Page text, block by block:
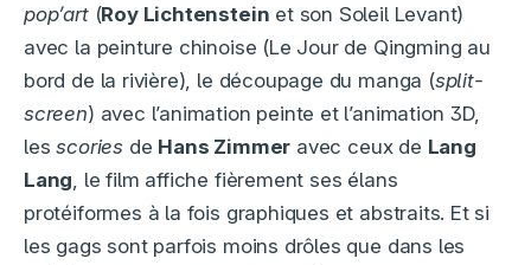
pop’art(Roy Lichtenstein et son Soleil Levant)
avec la peinture chinoise (Le Jour de Qingming au
bord de la rivière), le découpage du manga (split-
screen) avec l’animation peinte et l’animation 3D,
lesscories de Hans Zimmer avec ceux de Lang
Lang , le film affiche fièrement ses élans
protéiformes à la fois graphiques et abstraits. Et si
les gags sont parfois moins drôles que dans les